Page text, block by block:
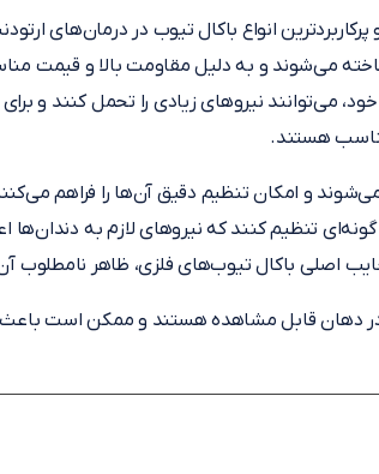
انواع باکال تیوب در درمان‌های
می‌شوند و به دلیل مقاومت بالا و قیمت
می‌توانند نیروهای زیادی را تحمل کنند و
مناسب هستند.
و امکان تنظیم دقیق آن‌ها را فراهم
تنظیم کنند که نیروهای لازم به
اصلی باکال تیوب‌های فلزی، ظاهر نامطلوب
در دهان قابل مشاهده هستند و ممکن است